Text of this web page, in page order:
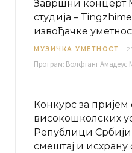
Завршни концерт
студија –
извођачке
МУЗИЧКА УМЕТНОСТ
Конкурс за пријем
високошколских
Републици Србији
смештај и исхрану